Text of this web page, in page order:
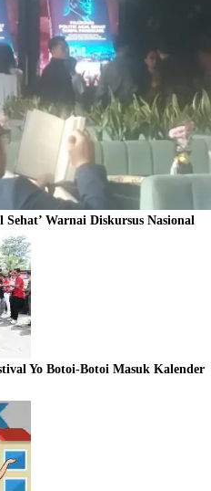
Warnai Diskursus Nasional
Yo Botoi-Botoi Masuk Kalender